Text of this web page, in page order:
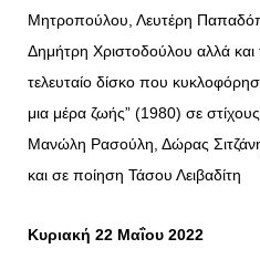
Μητροπούλου, Λευτέρη
Δημήτρη Χριστοδούλου αλλά και
τελευταίο δίσκο που
μια μέρα ζωής” (1980) σε
Μανώλη Ρασούλη, Δώρας
και σε ποίηση Τάσου Λειβαδίτη
Κυριακή 22 Μαΐου 2022